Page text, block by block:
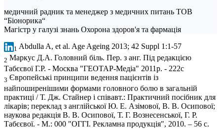
медичний радник та менеджер з медичних питань ТОВ
“Біонорика“
Магістр у галузі знань Охорона здоров'я та фармація
1 Abdulla A, et al. Age Ageing 2013; 42 Suppl 1:1-57
2 Маркус Д.А. Головний біль. Пер. з анг. Під редакцією
Табєєвої Г.Р. - Москва "ГЕОТАР-Медіа" 2011р. - 222с
3 Європейські принципи ведення пацієнтів із
найпоширенішими формами головного болю в загальній
практиці / Т. Дж. Стайнер і співавт.: Практичний посібник для
лікарів; переклад з англійської Ю. Е. Азімової, В. В. Осипової;
наукова редакція В. В. Осипової, Т. Г. Вознесенської, Г. Р.
Табєєвої. - М.: 000 "ОГГІ. Рекламна продукція", 2010. – 56 с.